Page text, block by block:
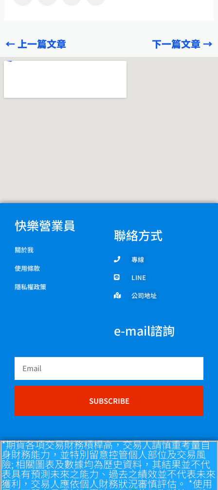
b
o
r
←上一篇文章 下一篇文章→
快樂營業員
關於我
使用條款
隱私權政策
聯絡方式
專線
LINE
公司地址
e-mail諮詢
Email
SUBSCRIBE
*期貨各項交易財務槓桿高，交易人請慎重考量自
身財務能力，並特別留意控管個人部位及交易風
險; 相關圖表及數據均為歷史資料，其結果並不代
表具有預測未來之能力、過去之績效並不代表未來
獲利，交易人應依個人財務狀況審慎評估。 *使用